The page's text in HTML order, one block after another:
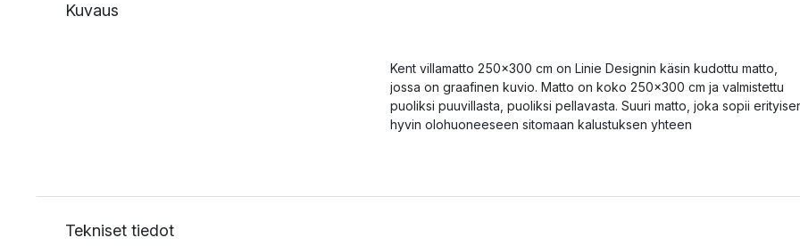
Kuvaus
Kent villamatto 250x300 cm on Linie Designin käsin kudottu matto,
jossa on graafinen kuvio. Matto on koko 250x300 cm ja valmistettu
puoliksi puuvillasta, puoliksi pellavasta. Suuri matto, joka sopii
hyvin olohuoneeseen sitomaan kalustuksen yhteen
Tekniset tiedot